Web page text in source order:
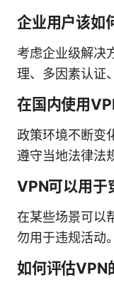
企业用户该如
考虑企业级解决
理、多因素认证
在国内使用
政策环境不断变
遵守当地法律法
VPN可以用于
在某些场景可以
勿用于违规活动。
如何评估VPN